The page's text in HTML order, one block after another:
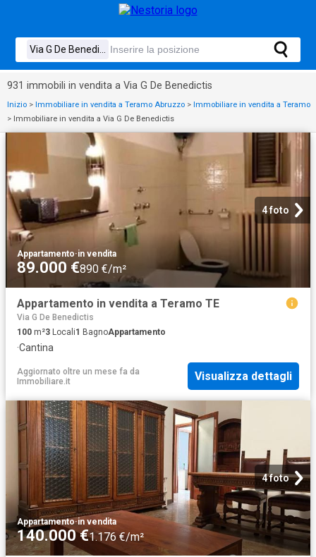
931 immobili in vendita a Via G De Benedictis
Inizio > Immobiliare in vendita a Teramo Abruzzo > Immobiliare in vendita a Teramo
> Immobiliare in vendita a Via G De Benedictis
4 foto
Appartamento·in vendita
89.000 €890 €/m²
Appartamento in vendita a Teramo TE
Via G De Benedictis
100 m²3 Locali1 BagnoAppartamento
·Cantina
Aggiornato oltre un mese fa da
Immobiliare.it
Visualizza dettagli
4 foto
Appartamento·in vendita
140.000 €1.176 €/m²